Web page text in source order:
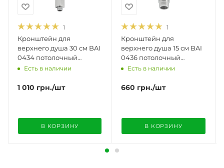
1
Кронштейн для
верхнего душа 30 см BAI
0434 потолочный
квадратный матовый
Есть в наличии
1 010 грн./шт
В КОРЗИНУ
1
Кронштейн для
верхнего душа 15 см BAI
0436 потолочный
круглый матовый
Есть в наличии
660 грн./шт
В КОРЗИНУ